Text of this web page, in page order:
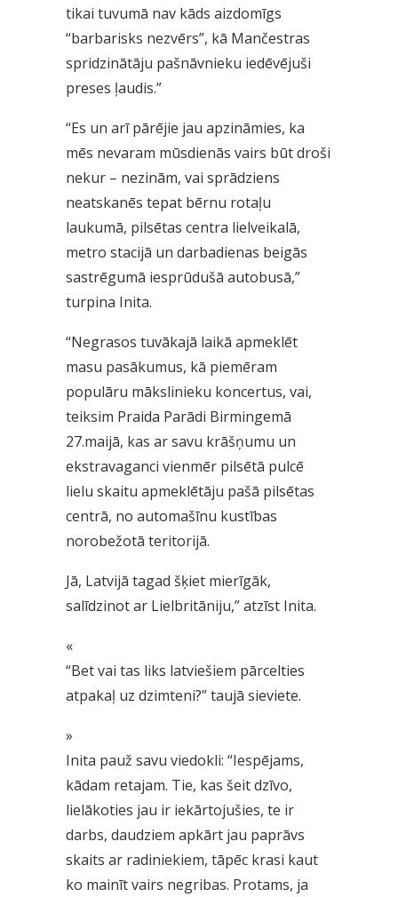
tikai tuvumā nav kāds aizdomīgs
“barbarisks nezvērs”, kā Mančestras
spridzinātāju pašnāvnieku iedēvējuši
preses ļaudis.”
“Es un arī pārējie jau apzināmies, ka
mēs nevaram mūsdienās vairs būt droši
nekur – nezinām, vai sprādziens
neatskanēs tepat bērnu rotaļu
laukumā, pilsētas centra lielveikalā,
metro stacijā un darbadienas beigās
sastrēgumā iesprūdušā autobusā,”
turpina Inita.
“Negrasos tuvākajā laikā apmeklēt
masu pasākumus, kā piemēram
populāru mākslinieku koncertus, vai,
teiksim Praida Parādi Birmingemā
27.maijā, kas ar savu krāšņumu un
ekstravaganci vienmēr pilsētā pulcē
lielu skaitu apmeklētāju pašā pilsētas
centrā, no automašīnu kustības
norobežotā teritorijā.
Jā, Latvijā tagad šķiet mierīgāk,
salīdzinot ar Lielbritāniju,” atzīst Inita.
«
“Bet vai tas liks latviešiem pārcelties
atpakaļ uz dzimteni?” taujā sieviete.
»
Inita pauž savu viedokli: “Iespējams,
kādam retajam. Tie, kas šeit dzīvo,
lielākoties jau ir iekārtojušies, te ir
darbs, daudziem apkārt jau paprāvs
skaits ar radiniekiem, tāpēc krasi kaut
ko mainīt vairs negribas. Protams, ja